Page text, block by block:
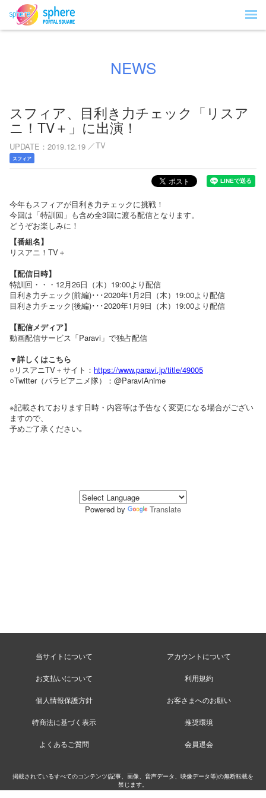
NEWS
スフィア、目利き力チェック「リスア
ニ！TV＋」に出演！
UPDATE 2019.12.19 TV
スフィア
今年もスフィアが目利き力チェックに挑戦！
今回は「特訓回」も含め全3回に渡る配信となります。
どうぞお楽しみに！
【番組名】
リスアニ！TV＋
【配信日時】
特訓回・・・12月26日（木）19:00より配信
目利き力チェック(前編)･･･2020年1月2日（木）19:00より配信
目利き力チェック(後編)･･･2020年1月9日（木）19:00より配信
【配信メディア】
動画配信サービス「Paravi」で独占配信
▼詳しくはこちら
○リスアニTV＋サイト： https://www.paravi.jp/title/49005
○Twitter（パラビアニメ隊）：@ParaviAnime
※記載されております日時・内容等は予告なく変更になる場合がござい
ますので、
予めご了承ください｡
Powered by Translate
当サイトについて アカウントについて
お支払いについて 利用規約
個人情報保護方針 お客さまへのお願い
特商法に基づく表示 推奨環境
よくあるご質問 会員退会
掲載されているすべてのコンテンツ(記事、画像、音声データ、映像データ等)の無断転載を
禁じます。